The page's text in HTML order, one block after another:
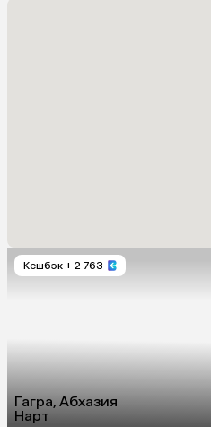
Кешбэк + 2 763
Гагра, Абхазия
Нарт